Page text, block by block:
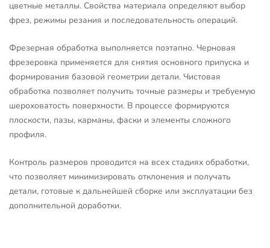
цветные металлы. Свойства материала определяют выбор
фрез, режимы резания и последовательность операций.
Фрезерная обработка выполняется поэтапно. Черновая
фрезеровка применяется для снятия основного припуска и
формирования базовой геометрии детали. Чистовая
обработка позволяет получить точные размеры и требуемую
шероховатость поверхности. В процессе формируются
плоскости, пазы, карманы, фаски и элементы сложного
профиля.
Контроль размеров проводится на всех стадиях обработки,
что позволяет минимизировать отклонения и получать
детали, готовые к дальнейшей сборке или эксплуатации без
дополнительной доработки.